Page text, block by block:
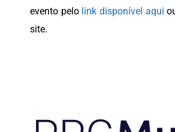
evento pelo link disponível aqui
site.